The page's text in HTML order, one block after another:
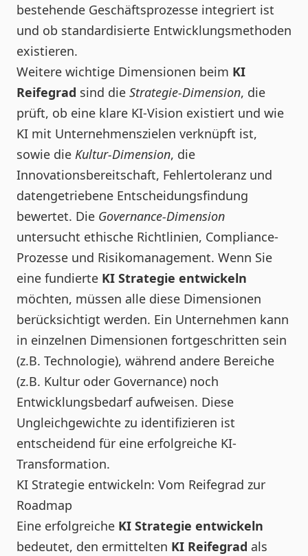
bestehende Geschäftsprozesse integriert ist
und ob standardisierte Entwicklungsmethoden
existieren.
Weitere wichtige Dimensionen beim KI
Reifegrad sind die Strategie-Dimension, die
prüft, ob eine klare KI-Vision existiert und wie
KI mit Unternehmenszielen verknüpft ist,
sowie die Kultur-Dimension, die
Innovationsbereitschaft, Fehlertoleranz und
datengetriebene Entscheidungsfindung
bewertet. Die Governance-Dimension
untersucht ethische Richtlinien, Compliance-
Prozesse und Risikomanagement. Wenn Sie
eine fundierte KI Strategie entwickeln
möchten, müssen alle diese Dimensionen
berücksichtigt werden. Ein Unternehmen kann
in einzelnen Dimensionen fortgeschritten sein
(z.B. Technologie), während andere Bereiche
(z.B. Kultur oder Governance) noch
Entwicklungsbedarf aufweisen. Diese
Ungleichgewichte zu identifizieren ist
entscheidend für eine erfolgreiche KI-
Transformation.
KI Strategie entwickeln: Vom Reifegrad zur
Roadmap
Eine erfolgreiche KI Strategie entwickeln
bedeutet, den ermittelten KI Reifegrad als